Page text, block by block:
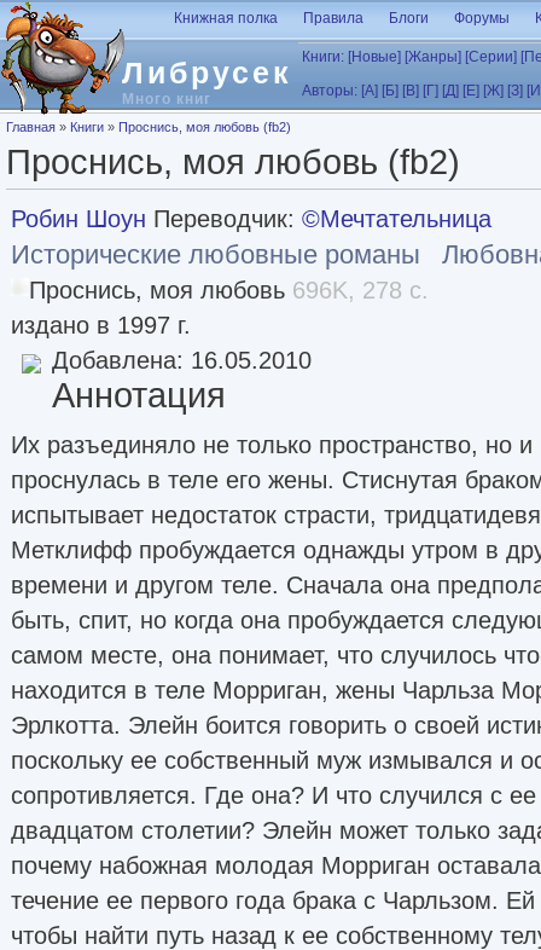
Перейти к основному содержанию
Либрусек
Много книг
Книжная полка Правила Блоги Форумы
Книги: [Новые] [Жанры] [Серии]
Авторы: [А] [Б] [В] [Г] [Д] [Е] [Ж] [З]
Вы здесь
Главная » Книги » Проснись, моя любовь (fb2)
Проснись, моя любовь (fb2)
Робин Шоун Переводчик: ©Мечтательница
Исторические любовные романы
Проснись, моя любовь 696K, 278 с.
издано в 1997 г.
Добавлена: 16.05.2010
Аннотация
Их разъединяло не только пространство, но
проснулась в теле его жены. Стиснутая
испытывает недостаток страсти,
Метклифф пробуждается однажды утром в
времени и другом теле. Сначала она
быть, спит, но когда она пробуждается
самом месте, она понимает, что случилось
находится в теле Морриган, жены Чарльза
Эрлкотта. Элейн боится говорить о своей
поскольку ее собственный муж измывался и
сопротивляется. Где она? И что случился с
двадцатом столетии? Элейн может только
почему набожная молодая Морриган
течение ее первого года брака с Чарльзом.
чтобы найти путь назад к ее собственному